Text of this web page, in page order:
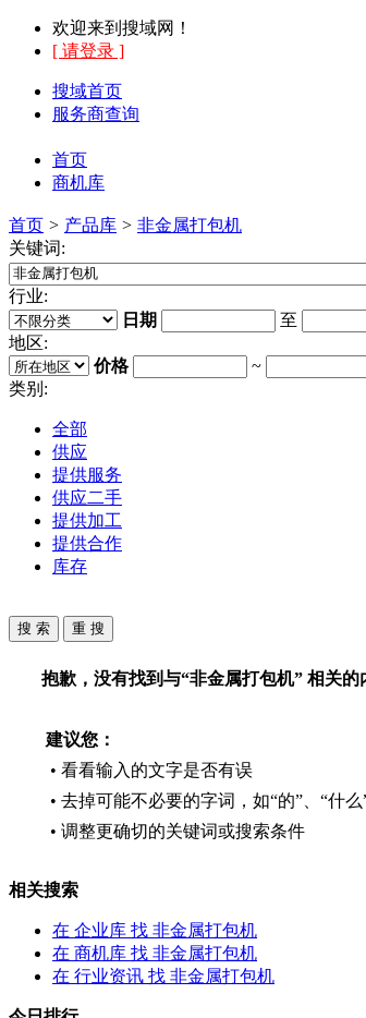
欢迎来到搜域网！
[ 请登录 ]
搜域首页
服务商查询
首页
商机库
首页 > 产品库 > 非金属打包机
关键词:
行业:
日期
至
地区:
价格
~
类别:
全部
供应
提供服务
供应二手
提供加工
提供合作
库存
抱歉，没有找到与“非金属打包机” 相关的
建议您：
• 看看输入的文字是否有误
• 去掉可能不必要的字词，如“的”、“什么
• 调整更确切的关键词或搜索条件
相关搜索
在 企业库 找 非金属打包机
在 商机库 找 非金属打包机
在 行业资讯 找 非金属打包机